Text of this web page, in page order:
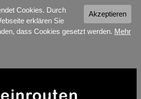
Akzeptieren
Cookies. Durch
erklären Sie
dass Cookies gesetzt werden. Mehr